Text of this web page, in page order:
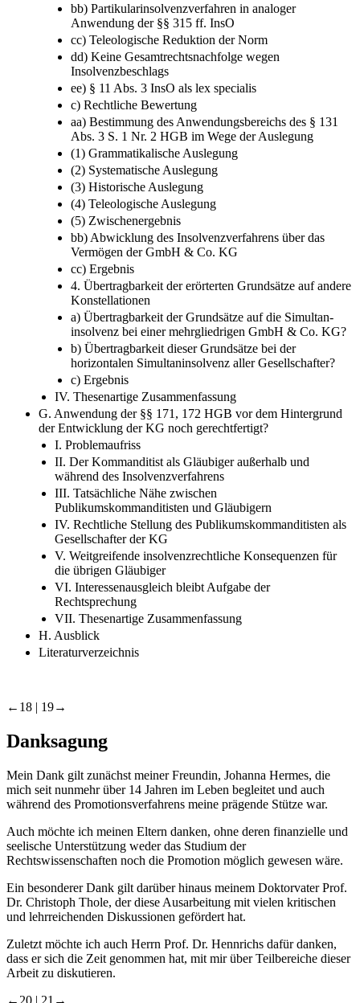
bb) Partikularinsolvenzverfahren in analoger
Anwendung der §§ 315 ff. InsO
cc) Teleologische Reduktion der Norm
dd) Keine Gesamtrechtsnachfolge wegen
Insolvenzbeschlags
ee) § 11 Abs. 3 InsO als lex specialis
c) Rechtliche Bewertung
aa) Bestimmung des Anwendungsbereichs des § 131
Abs. 3 S. 1 Nr. 2 HGB im Wege der Auslegung
(1) Grammatikalische Auslegung
(2) Systematische Auslegung
(3) Historische Auslegung
(4) Teleologische Auslegung
(5) Zwischenergebnis
bb) Abwicklung des Insolvenzverfahrens über das
Vermögen der GmbH & Co. KG
cc) Ergebnis
4. Übertragbarkeit der erörterten Grundsätze auf andere
Konstellationen
a) Übertragbarkeit der Grundsätze auf die Simultan-​
insolvenz bei einer mehrgliedrigen GmbH & Co. KG?
b) Übertragbarkeit dieser Grundsätze bei der
horizontalen Simultaninsolvenz aller Gesellschafter?
c) Ergebnis
IV. Thesenartige Zusammenfassung
G. Anwendung der §§ 171, 172 HGB vor dem Hintergrund
der Entwicklung der KG noch gerechtfertigt?
I. Problemaufriss
II. Der Kommanditist als Gläubiger außerhalb und
während des Insolvenzverfahrens
III. Tatsächliche Nähe zwischen
Publikumskommanditisten und Gläubigern
IV. Rechtliche Stellung des Publikumskommanditisten als
Gesellschafter der KG
V. Weitgreifende insolvenzrechtliche Konsequenzen für
die übrigen Gläubiger
VI. Interessenausgleich bleibt Aufgabe der
Rechtsprechung
VII. Thesenartige Zusammenfassung
H. Ausblick
Literaturverzeichnis
←18 | 19→
Danksagung
Mein Dank gilt zunächst meiner Freundin, Johanna Hermes, die
mich seit nunmehr über 14 Jahren im Leben begleitet und auch
während des Promotionsverfahrens meine prägende Stütze war.
Auch möchte ich meinen Eltern danken, ohne deren finanzielle und
seelische Unterstützung weder das Studium der
Rechtswissenschaften noch die Promotion möglich gewesen wäre.
Ein besonderer Dank gilt darüber hinaus meinem Doktorvater Prof.
Dr. Christoph Thole, der diese Ausarbeitung mit vielen kritischen
und lehrreichenden Diskussionen gefördert hat.
Zuletzt möchte ich auch Herrn Prof. Dr. Hennrichs dafür danken,
dass er sich die Zeit genommen hat, mit mir über Teilbereiche dieser
Arbeit zu diskutieren.
←20 | 21→